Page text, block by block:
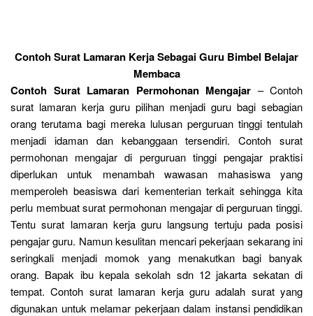
Contoh Surat Lamaran Kerja Sebagai Guru Bimbel Belajar
Membaca
Contoh Surat Lamaran Permohonan Mengajar – Contoh
surat lamaran kerja guru pilihan menjadi guru bagi sebagian
orang terutama bagi mereka lulusan perguruan tinggi tentulah
menjadi idaman dan kebanggaan tersendiri. Contoh surat
permohonan mengajar di perguruan tinggi pengajar praktisi
diperlukan untuk menambah wawasan mahasiswa yang
memperoleh beasiswa dari kementerian terkait sehingga kita
perlu membuat surat permohonan mengajar di perguruan tinggi.
Tentu surat lamaran kerja guru langsung tertuju pada posisi
pengajar guru. Namun kesulitan mencari pekerjaan sekarang ini
seringkali menjadi momok yang menakutkan bagi banyak
orang. Bapak ibu kepala sekolah sdn 12 jakarta sekatan di
tempat. Contoh surat lamaran kerja guru adalah surat yang
digunakan untuk melamar pekerjaan dalam instansi pendidikan